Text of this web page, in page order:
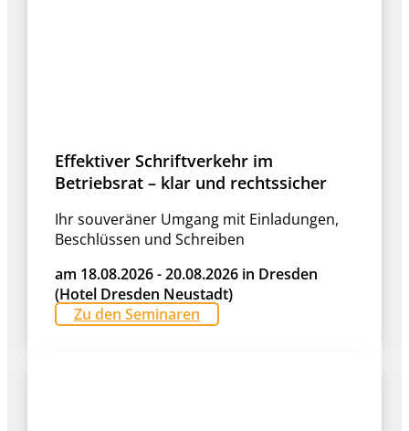
Effektiver Schriftverkehr im
Betriebsrat – klar und rechtssicher
Ihr souveräner Umgang mit Einladungen,
Beschlüssen und Schreiben
am 18.08.2026 - 20.08.2026 in Dresden
(Hotel Dresden Neustadt)
Zu den Seminaren